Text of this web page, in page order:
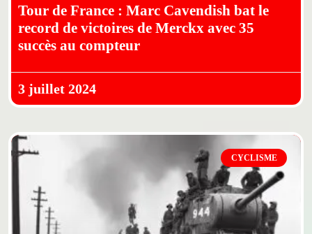
Tour de France : Marc Cavendish bat le
record de victoires de Merckx avec 35
succès au compteur
3 juillet 2024
CYCLISME